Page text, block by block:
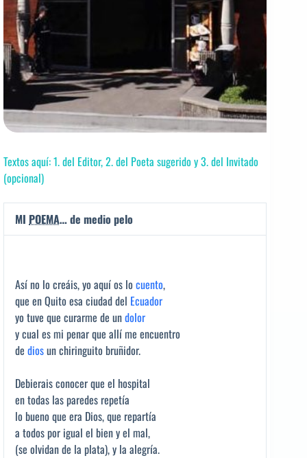
Textos aquí: 1. del Editor, 2. del Poeta sugerido y 3. del Invitado
(opcional)
MI POEMA… de medio pelo
Así no lo creáis, yo aquí os lo cuento,
que en Quito esa ciudad del Ecuador
yo tuve que curarme de undolor
y cual es mi penar que allí me encuentro
de diosun chiringuito bruñidor.
Debierais conocer que el hospital
en todas las paredes repetía
lo bueno que era Dios, que repartía
a todos por igual el bien y el mal,
(se olvidan de la plata), y la alegría.